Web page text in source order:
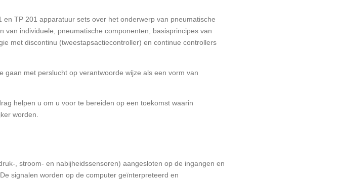
TP 201 apparatuur sets over het onderwerp van pneumatische
individuele, pneumatische componenten, basisprincipes van
met discontinu (tweestapsactiecontroller) en continue controllers
met perslucht op verantwoorde wijze als een vorm van
helpen u om u voor te bereiden op een toekomst waarin
worden.
, stroom- en nabijheidssensoren) aangesloten op de ingangen en
signalen worden op de computer geïnterpreteerd en